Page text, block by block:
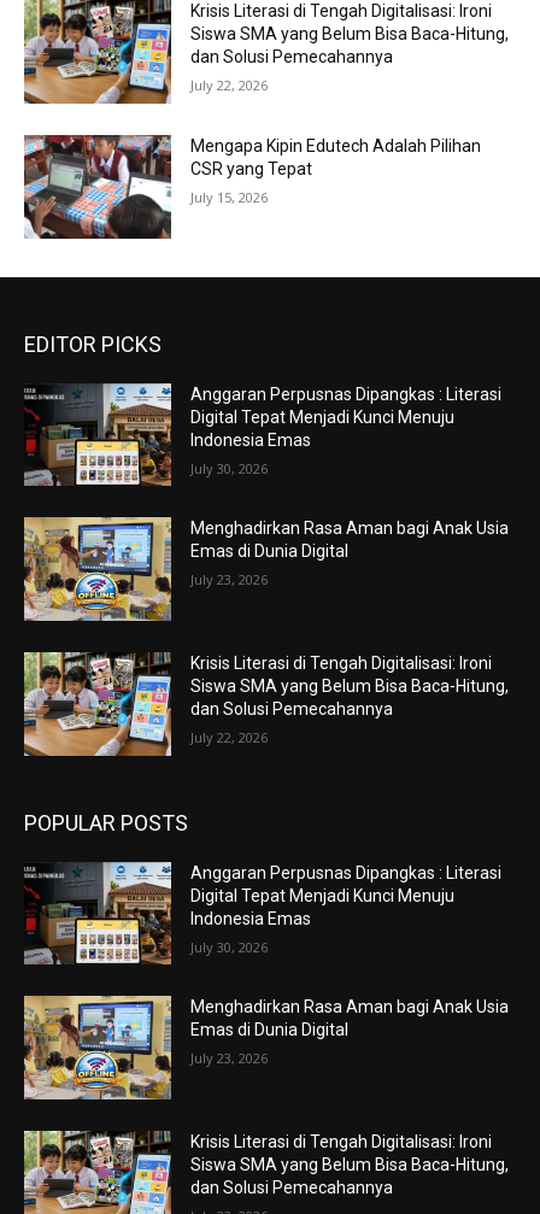
Krisis Literasi di Tengah Digitalisasi: Ironi
Siswa SMA yang Belum Bisa Baca-Hitung,
dan Solusi Pemecahannya
July 22, 2026
Mengapa Kipin Edutech Adalah Pilihan
CSR yang Tepat
July 15, 2026
EDITOR PICKS
Anggaran Perpusnas Dipangkas : Literasi
Digital Tepat Menjadi Kunci Menuju
Indonesia Emas
July 30, 2026
Menghadirkan Rasa Aman bagi Anak Usia
Emas di Dunia Digital
July 23, 2026
Krisis Literasi di Tengah Digitalisasi: Ironi
Siswa SMA yang Belum Bisa Baca-Hitung,
dan Solusi Pemecahannya
July 22, 2026
POPULAR POSTS
Anggaran Perpusnas Dipangkas : Literasi
Digital Tepat Menjadi Kunci Menuju
Indonesia Emas
July 30, 2026
Menghadirkan Rasa Aman bagi Anak Usia
Emas di Dunia Digital
July 23, 2026
Krisis Literasi di Tengah Digitalisasi: Ironi
Siswa SMA yang Belum Bisa Baca-Hitung,
dan Solusi Pemecahannya